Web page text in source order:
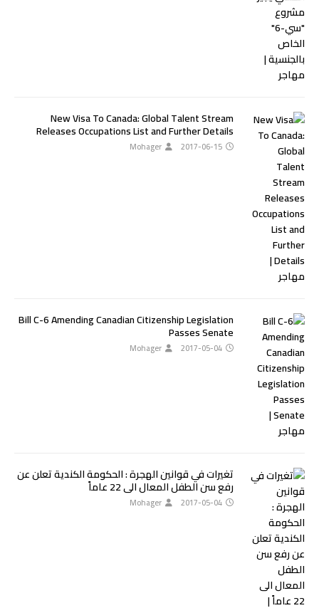
New Visa To Canada: Global Talent Stream
Releases Occupations List and Further Details
2017-06-15
Mohager
Bill C-6 Amending Canadian Citizenship Legislation
Passes Senate
2017-05-04
Mohager
تغيرات في قوانين الهجرة : الحكومة الكندية تعلن عن
رفع سن الطفل المعال الى 22 عاماً
2017-05-04
Mohager